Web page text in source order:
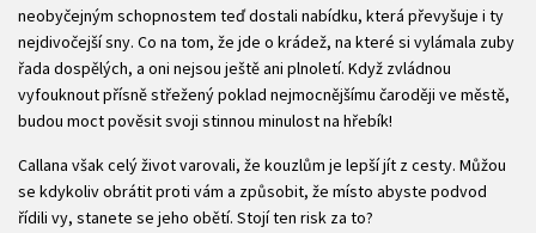
neobyčejným schopnostem teď dostali nabídku, která převyšuje i ty
nejdivočejší sny. Co na tom, že jde o krádež, na které si vylámala zuby
řada dospělých, a oni nejsou ještě ani plnoletí. Když zvládnou
vyfouknout přísně střežený poklad nejmocnějšímu čaroději ve městě,
budou moct pověsit svoji stinnou minulost na hřebík!
Callana však celý život varovali, že kouzlům je lepší jít z cesty. Můžou
se kdykoliv obrátit proti vám a způsobit, že místo abyste podvod
řídili vy, stanete se jeho obětí. Stojí ten risk za to?